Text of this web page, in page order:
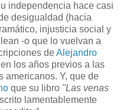
independencia hace casi
desigualdad (hacia
injusticia social y
-o que lo vuelvan a
deAlejandro
los años previos a las
americanos. Y, que de
que su libro "Las venas
lamentablemente